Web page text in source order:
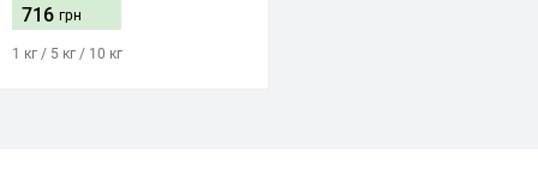
716 грн
1 кг / 5 кг / 10 кг